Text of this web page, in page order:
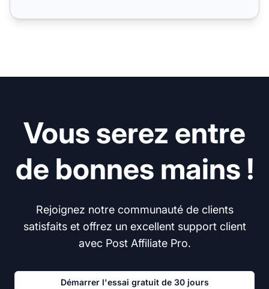
Vous serez entre
de bonnes mains !
Rejoignez notre communauté de clients
satisfaits et offrez un excellent support client
avec Post Affiliate Pro.
Démarrer l'essai gratuit de 30 jours